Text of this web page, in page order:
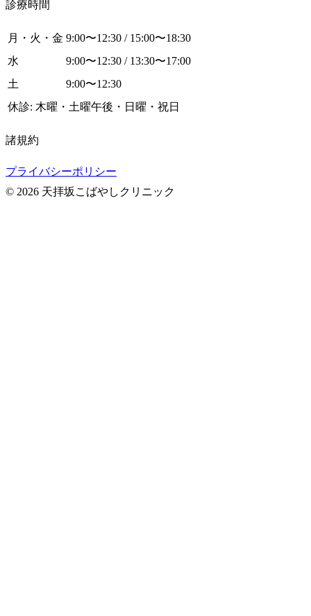
診療時間
月・火・金 9:00〜12:30 / 15:00〜18:30
水
9:00〜12:30 / 13:30〜17:00
土
9:00〜12:30
休診: 木曜・土曜午後・日曜・祝日
諸規約
プライバシーポリシー
© 2026 天拝坂こばやしクリニック